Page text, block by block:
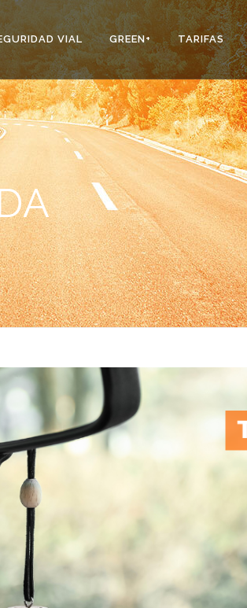
VIAL GREEN+ TARIFAS